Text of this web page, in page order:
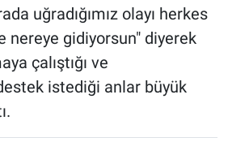
uğradığımız olayı herkes
nereye gidiyorsun" diyerek
çalıştığı ve
istediği anlar büyük